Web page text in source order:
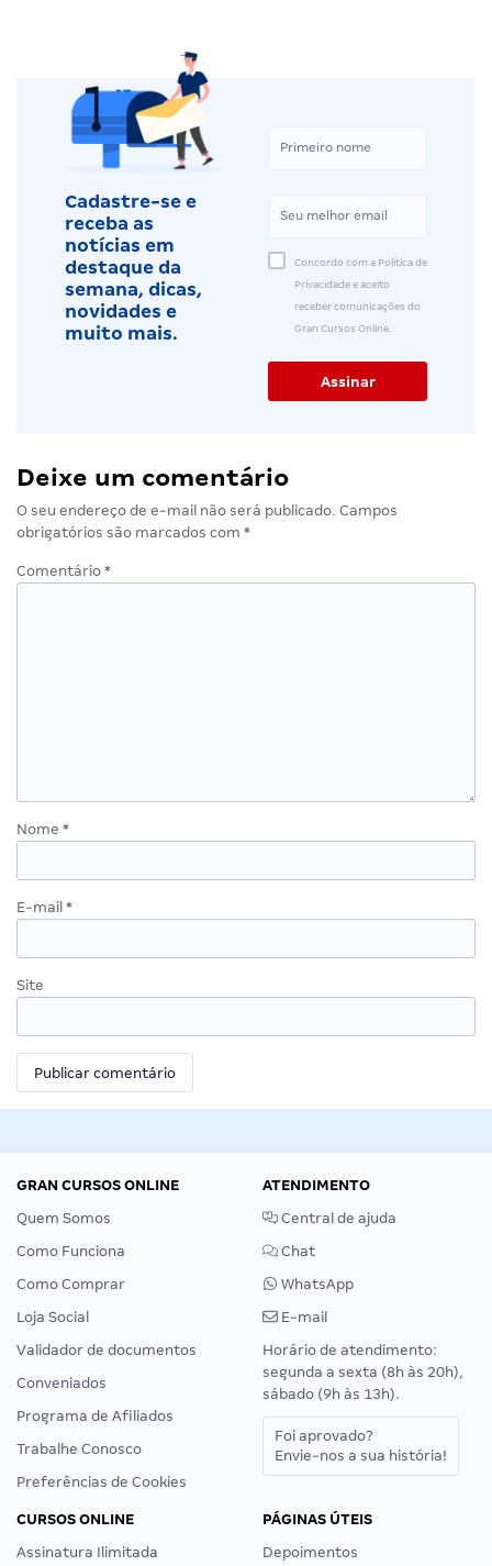
Cadastre-se e
receba as
notícias em
destaque da
semana, dicas,
novidades e
muito mais.
Concordo com a Política de
Privacidade e aceito
receber comunicações do
Gran Cursos Online.
Deixe um comentário
O seu endereço de e-mail não será publicado. Campos
obrigatórios são marcados com *
Comentário *
Nome *
E-mail *
Site
GRAN CURSOS ONLINE
Quem Somos
Como Funciona
Como Comprar
Loja Social
Validador de documentos
Conveniados
Programa de Afiliados
Trabalhe Conosco
Preferências de Cookies
ATENDIMENTO
Central de ajuda
Chat
WhatsApp
E-mail
Horário de atendimento:
segunda a sexta (8h às 20h),
sábado (9h às 13h).
Foi aprovado?
Envie-nos a sua história!
CURSOS ONLINE
Assinatura Ilimitada
PÁGINAS ÚTEIS
Depoimentos